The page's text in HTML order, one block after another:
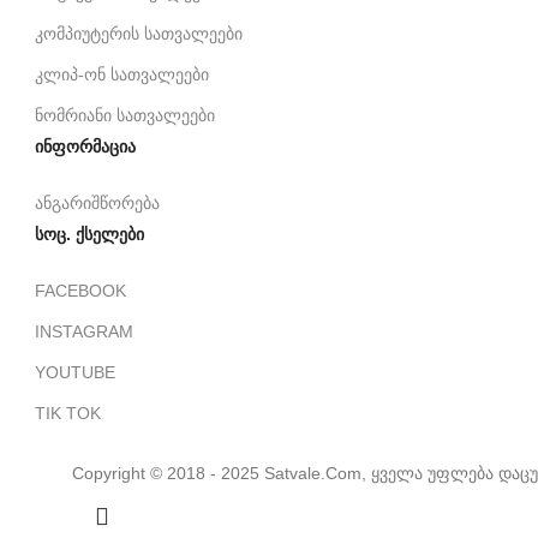
კომპიუტერის სათვალეები
კლიპ-ონ სათვალეები
ნომრიანი სათვალეები
ინფორმაცია
ანგარიშწორება
სოც. ქსელები
FACEBOOK
INSTAGRAM
YOUTUBE
TIK TOK
Copyright © 2018 - 2025 Satvale.Com, ყველა უფლება